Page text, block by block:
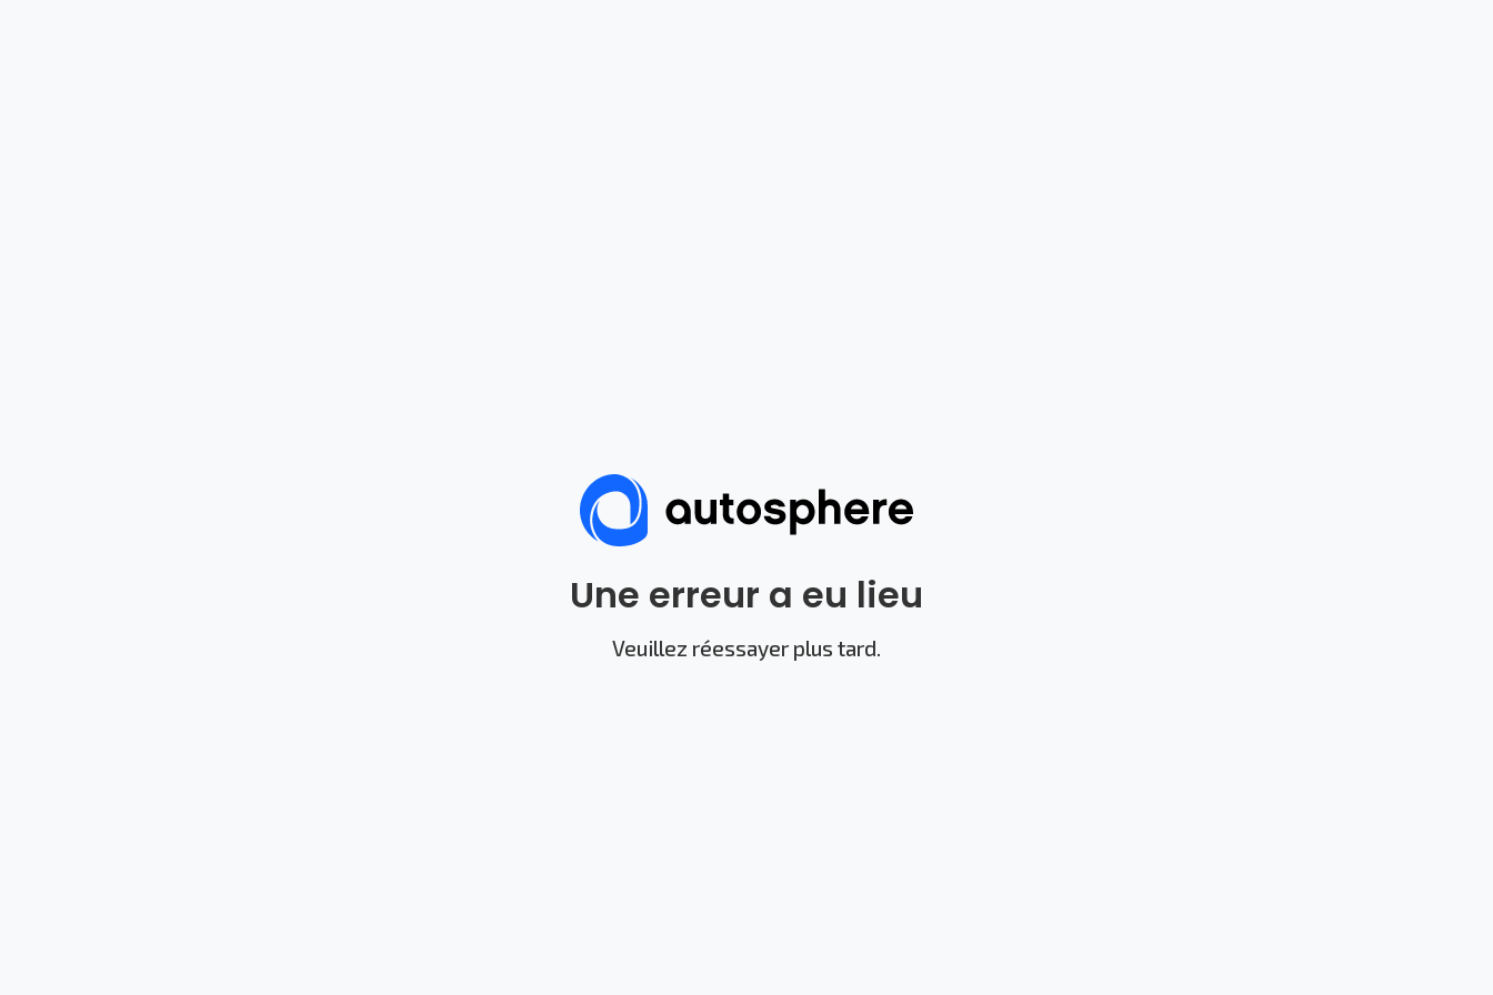
Une erreur a eu lieu
Veuillez réessayer plus tard.